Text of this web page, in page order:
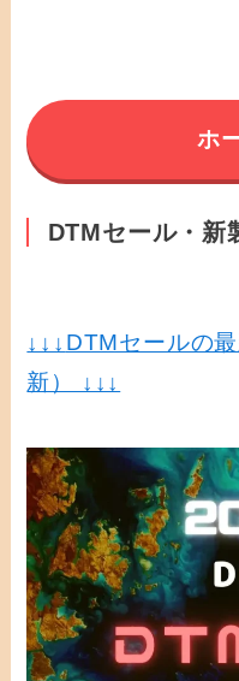
ホ
DTMセール・新
↓↓↓ DTMセールの
新） ↓↓↓